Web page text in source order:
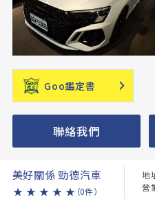
Goo鑑定書
聯絡我們
美好關係 勁德汽車
★ ★ ★ ★ ★ （0件）
地
營